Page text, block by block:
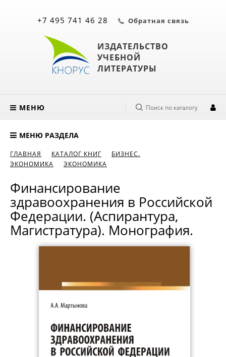
ИЗДАТЕЛЬСТВО
УЧЕБНОЙ
ЛИТЕРАТУРЫ
+7 495 741 46 28 Обратная связь
МЕНЮ Поиск по каталогу
МЕНЮ РАЗДЕЛА
ГЛАВНАЯ КАТАЛОГ КНИГ
БИЗНЕС.
ЭКОНОМИКА
ЭКОНОМИКА
Финансирование
здравоохранения в Российской
Федерации. (Аспирантура,
Магистратура). Монография.